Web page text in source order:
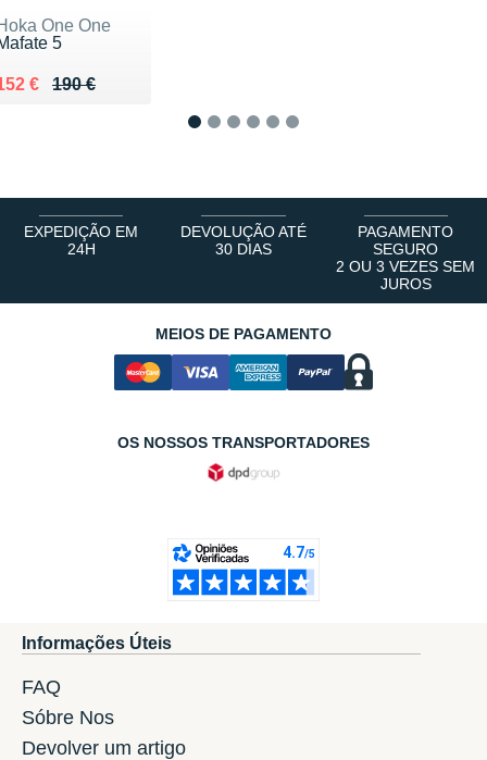
One One
5
190 €
lieu de 190 €
€ 152 €
EXPEDIÇÃO EM
24H
DEVOLUÇÃO ATÉ
30 DIAS
PAGAMENTO
SEGURO
2 OU 3 VEZES SEM
JUROS
MEIOS DE PAGAMENTO
OS NOSSOS TRANSPORTADORES
Informações Úteis
FAQ
Sóbre Nos
Devolver um artigo